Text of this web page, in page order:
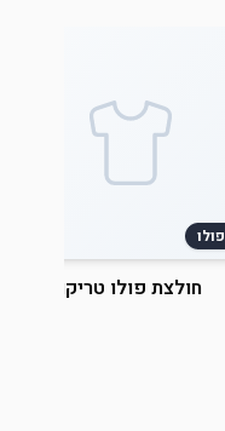
פולו
חולצת פולו טריקו